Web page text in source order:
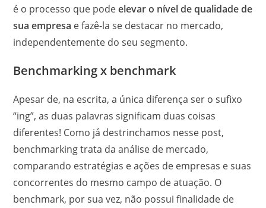
é o processo que podeelevar o nível de qualidade de
sua empresa e fazê-la se destacar no mercado,
independentemente do seu segmento.
Benchmarking x benchmark
Apesar de, na escrita, a única diferença ser o sufixo
“ing”, as duas palavras significam duas coisas
diferentes! Como já destrinchamos nesse post,
benchmarking trata da análise de mercado,
comparando estratégias e ações de empresas e suas
concorrentes do mesmo campo de atuação. O
benchmark, por sua vez, não possui finalidade de